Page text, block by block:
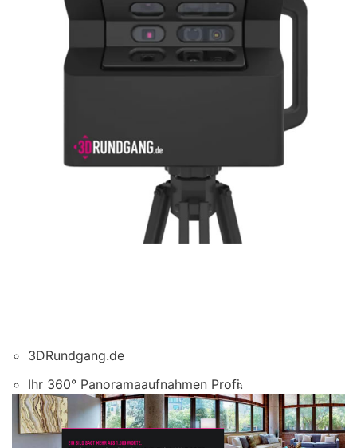
3DRundgang.de
Ihr 360° Panoramaaufnahmen Profi.